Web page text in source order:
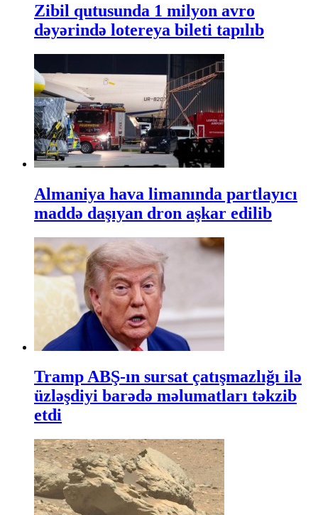
Zibil qutusunda 1 milyon avro
dəyərində lotereya bileti tapılıb
Almaniya hava limanında partlayıcı
maddə daşıyan dron aşkar edilib
Tramp ABŞ-ın sursat çatışmazlığı ilə
üzləşdiyi barədə məlumatları təkzib
etdi